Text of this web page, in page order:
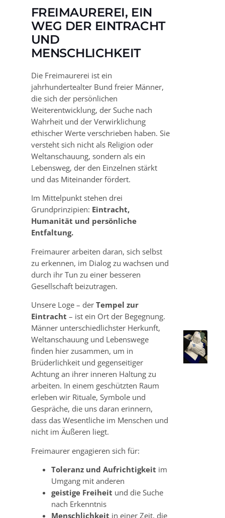
FREIMAUREREI, EIN
WEG DER EINTRACHT
UND
MENSCHLICHKEIT
Die Freimaurerei ist ein
jahrhundertealter Bund freier Männer,
die sich der persönlichen
Weiterentwicklung, der Suche nach
Wahrheit und der Verwirklichung
ethischer Werte verschrieben haben. Sie
versteht sich nicht als Religion oder
Weltanschauung, sondern als ein
Lebensweg, der den Einzelnen stärkt
und das Miteinander fördert.
Im Mittelpunkt stehen drei
Grundprinzipien: Eintracht,
Humanität und persönliche
Entfaltung.
Freimaurer arbeiten daran, sich selbst
zu erkennen, im Dialog zu wachsen und
durch ihr Tun zu einer besseren
Gesellschaft beizutragen.
Unsere Loge – der Tempel zur
Eintracht – ist ein Ort der Begegnung.
Männer unterschiedlichster Herkunft,
Weltanschauung und Lebenswege
finden hier zusammen, um in
Brüderlichkeit und gegenseitiger
Achtung an ihrer inneren Haltung zu
arbeiten. In einem geschützten Raum
erleben wir Rituale, Symbole und
Gespräche, die uns daran erinnern,
dass das Wesentliche im Menschen und
nicht im Äußeren liegt.
Freimaurer engagieren sich für:
Toleranz und Aufrichtigkeit im
Umgang mit anderen
geistige Freiheit und die Suche
nach Erkenntnis
Menschlichkeit in einer Zeit, die